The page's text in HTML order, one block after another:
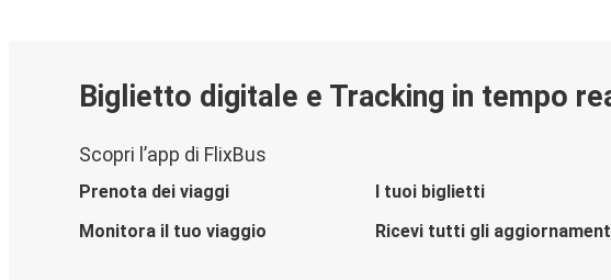
Biglietto digitale e Tracking in tempo
Scopri l’app di FlixBus
Prenota dei viaggi
I tuoi biglietti
Monitora il tuo viaggio
Ricevi tutti gli